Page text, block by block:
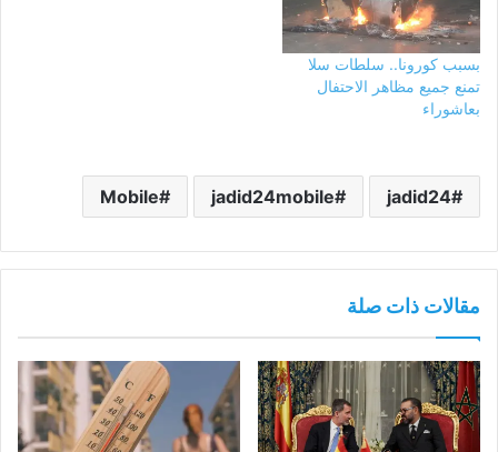
بسبب كورونا.. سلطات سلا
تمنع جميع مظاهر الاحتفال
بعاشوراء
jadid24
jadid24mobile
Mobile
مقالات ذات صلة